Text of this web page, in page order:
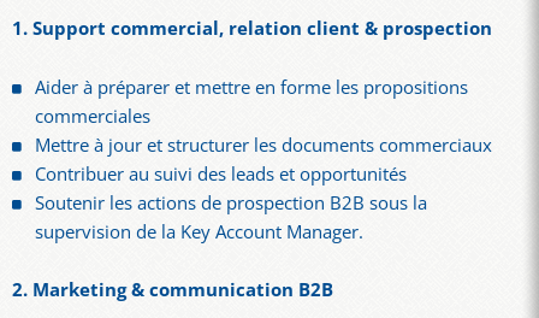
1. Support commercial, relation client & prospection
Aider à préparer et mettre en forme les propositions
commerciales
Mettre à jour et structurer les documents commerciaux
Contribuer au suivi des leads et opportunités
Soutenir les actions de prospection B2B sous la
supervision de la Key Account Manager.
2. Marketing & communication B2B